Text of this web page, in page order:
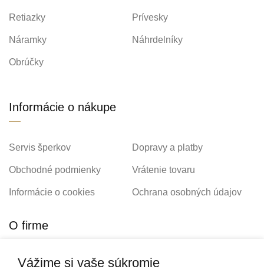
Retiazky Prívesky
Náramky Náhrdelníky
Obrúčky
Informácie o nákupe
Servis šperkov Dopravy a platby
Obchodné podmienky Vrátenie tovaru
Informácie o cookies Ochrana osobných údajov
O firme
Personalizovaný šperk O nás
Vážime si vaše súkromie